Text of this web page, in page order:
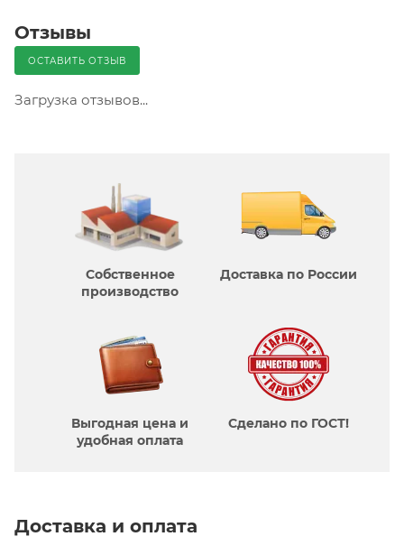
Отзывы
ОСТАВИТЬ ОТЗЫВ
Загрузка отзывов...
Собственное
производcтво
Доставка по России
Выгодная цена и
удобная оплата
Сделано по ГОСТ!
Доставка и оплата